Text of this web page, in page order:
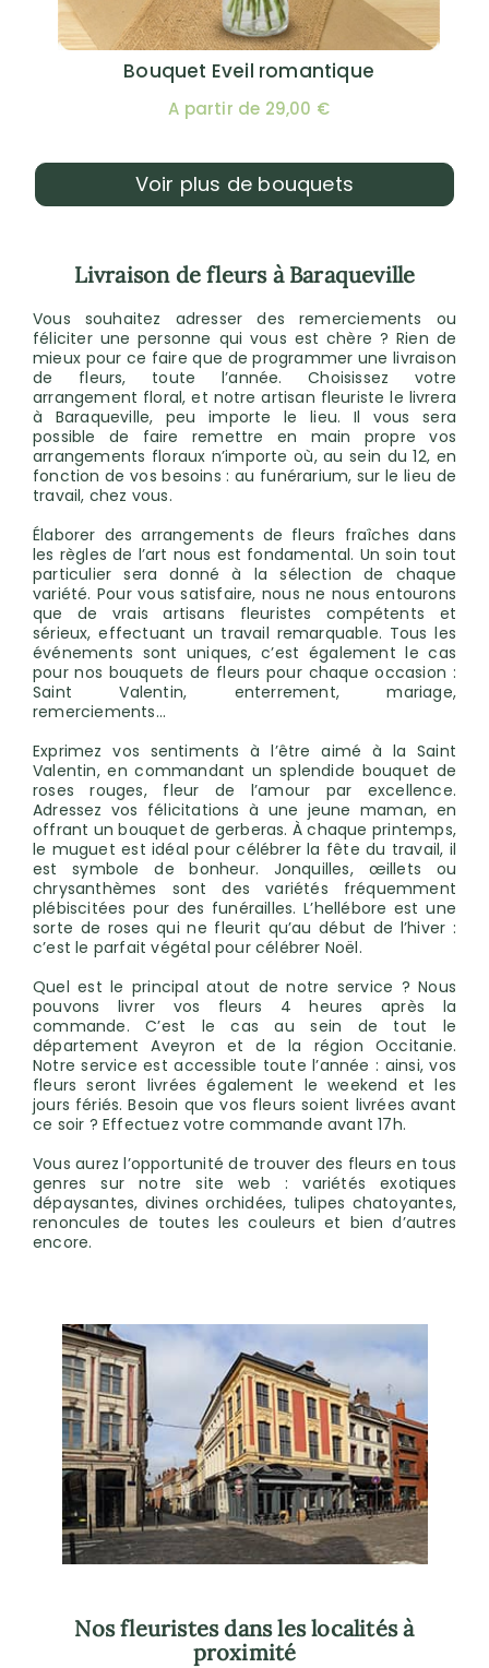
Bouquet Eveil romantique
A partir de 29,00 €
Voir plus de bouquets
Livraison de fleurs à Baraqueville
Vous souhaitez adresser des remerciements ou
féliciter une personne qui vous est chère ? Rien de
mieux pour ce faire que de programmer une livraison
de fleurs, toute l’année. Choisissez votre
arrangement floral, et notre artisan fleuriste le livrera
à Baraqueville, peu importe le lieu. Il vous sera
possible de faire remettre en main propre vos
arrangements floraux n’importe où, au sein du 12, en
fonction de vos besoins : au funérarium, sur le lieu de
travail, chez vous.
Élaborer des arrangements de fleurs fraîches dans
les règles de l’art nous est fondamental. Un soin tout
particulier sera donné à la sélection de chaque
variété. Pour vous satisfaire, nous ne nous entourons
que de vrais artisans fleuristes compétents et
sérieux, effectuant un travail remarquable. Tous les
événements sont uniques, c’est également le cas
pour nos bouquets de fleurs pour chaque occasion :
Saint Valentin, enterrement, mariage,
remerciements…
Exprimez vos sentiments à l’être aimé à la Saint
Valentin, en commandant un splendide bouquet de
roses rouges, fleur de l’amour par excellence.
Adressez vos félicitations à une jeune maman, en
offrant un bouquet de gerberas. À chaque printemps,
le muguet est idéal pour célébrer la fête du travail, il
est symbole de bonheur. Jonquilles, œillets ou
chrysanthèmes sont des variétés fréquemment
plébiscitées pour des funérailles. L’hellébore est une
sorte de roses qui ne fleurit qu’au début de l’hiver :
c’est le parfait végétal pour célébrer Noël.
Quel est le principal atout de notre service ? Nous
pouvons livrer vos fleurs 4 heures après la
commande. C’est le cas au sein de tout le
département Aveyron et de la région Occitanie.
Notre service est accessible toute l’année : ainsi, vos
fleurs seront livrées également le weekend et les
jours fériés. Besoin que vos fleurs soient livrées avant
ce soir ? Effectuez votre commande avant 17h.
Vous aurez l’opportunité de trouver des fleurs en tous
genres sur notre site web : variétés exotiques
dépaysantes, divines orchidées, tulipes chatoyantes,
renoncules de toutes les couleurs et bien d’autres
encore.
Nos fleuristes dans les localités à
proximité